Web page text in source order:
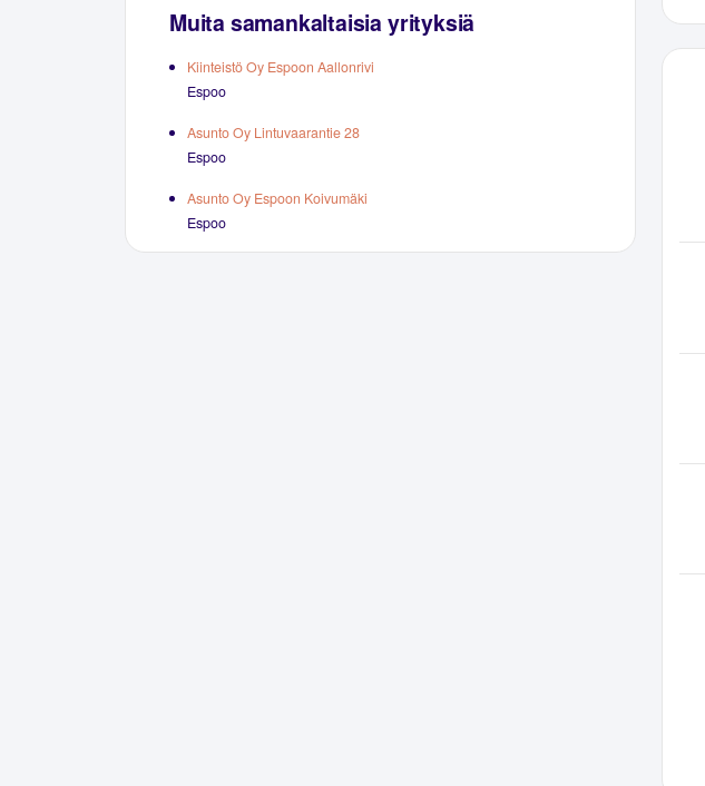
Muita samankaltaisia yrityksiä
Kiinteistö Oy Espoon Aallonrivi
Espoo
Asunto Oy Lintuvaarantie 28
Espoo
Asunto Oy Espoon Koivumäki
Espoo